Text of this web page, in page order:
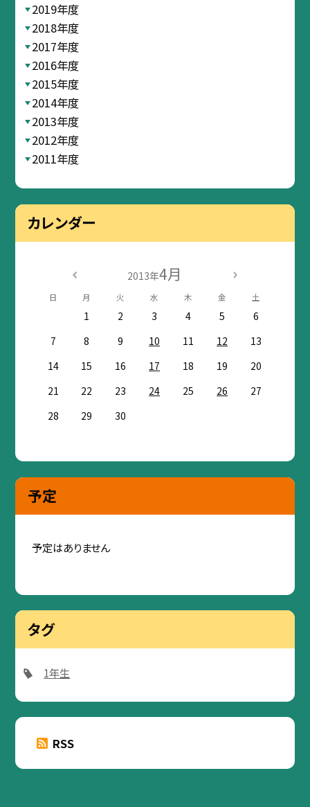
2019年度
2018年度
2017年度
2016年度
2015年度
2014年度
2013年度
2012年度
2011年度
カレンダー
2013年4月
日 月 火 水 木 金 土
1 2 3 4 5
6
7
8 9 10 11 12
13
14
15 16 17 18 19
20
21
22 23 24 25 26
27
28
29 30
予定
予定はありません
タグ
1年生
RSS